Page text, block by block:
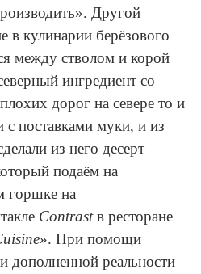
Другой
в кулинарии берёзового
между стволом и корой
ингредиент со
дорог на севере то и
с поставками муки, и из
из него десерт
подаём на
горшке на
Contrastв ресторане
». При помощи
дополненной реальности